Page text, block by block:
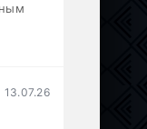
13.07.26